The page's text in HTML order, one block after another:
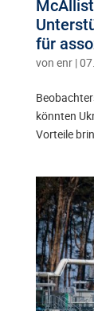
für
von enr|
könnten
Vorteile